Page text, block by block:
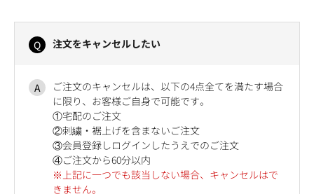
注文をキャンセルしたい
ご注文のキャンセルは、以下の4点全てを満たす場合
に限り、お客様ご自身で可能です。
①宅配のご注文
②刺繍・裾上げを含まないご注文
③会員登録しログインしたうえでのご注文
④ご注文から60分以内
※上記に一つでも該当しない場合、キャンセルはで
きません。